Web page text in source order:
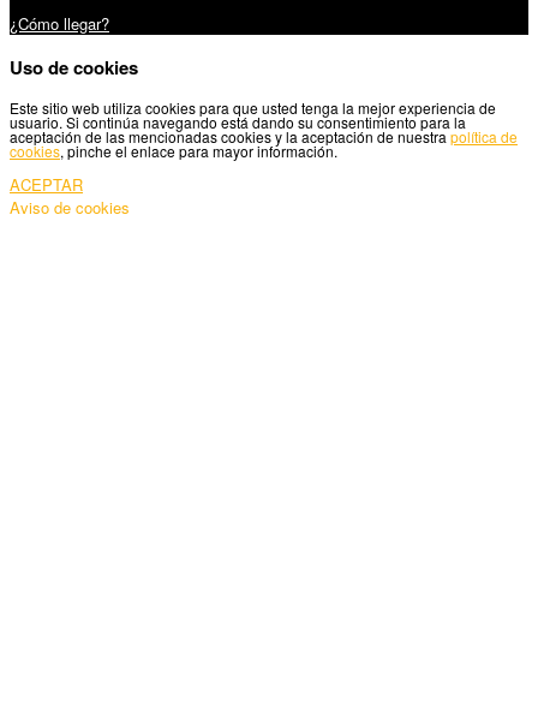
¿Cómo llegar?
Uso de cookies
Este sitio web utiliza cookies para que usted tenga la mejor experiencia de
usuario. Si continúa navegando está dando su consentimiento para la
aceptación de las mencionadas cookies y la aceptación de nuestra política de
cookies, pinche el enlace para mayor información.
ACEPTAR
Aviso de cookies